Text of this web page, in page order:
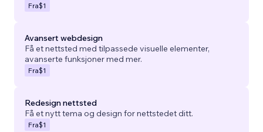
Fra$1
Avansert webdesign
Få et nettsted med tilpassede visuelle elementer,
avanserte funksjoner med mer.
Fra$1
Redesign nettsted
Få et nytt tema og design for nettstedet ditt.
Fra$1